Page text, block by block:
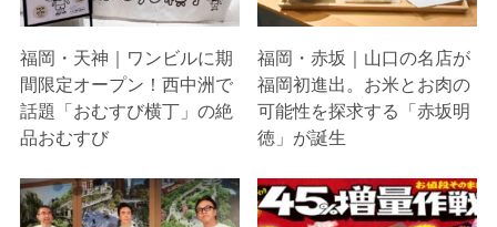
福岡・天神｜ワンビルに期
間限定オープン！西中洲で
話題「おむすび横丁」の絶
品おむすび
福岡・赤坂｜山口の名店が
福岡初進出。お米とお肉の
可能性を探求する「赤坂明
徳」が誕生